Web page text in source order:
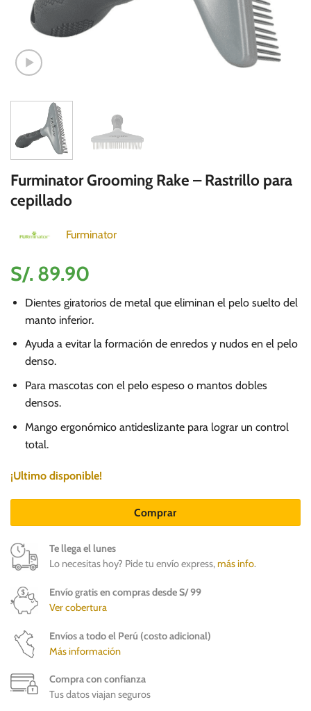
Furminator Grooming Rake – Rastrillo para
cepillado
Furminator
S/. 89.90
Dientes giratorios de metal que eliminan el pelo suelto del
manto inferior.
Ayuda a evitar la formación de enredos y nudos en el pelo
denso.
Para mascotas con el pelo espeso o mantos dobles
densos.
Mango ergonómico antideslizante para lograr un control
total.
¡Ultimo disponible!
Comprar
Te llega el lunes
Lo necesitas hoy? Pide tu envío express,más info.
Envío gratis en compras desde S/ 99
Ver cobertura
Envíos a todo el Perú (costo adicional)
Más información
Compra con confianza
Tus datos viajan seguros